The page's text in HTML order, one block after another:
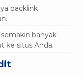
backlink
banyak
ke situs Anda.